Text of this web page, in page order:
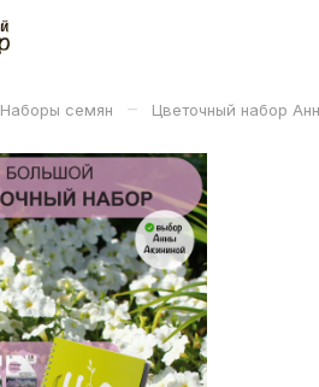
Наборы семян – Цветочный набор